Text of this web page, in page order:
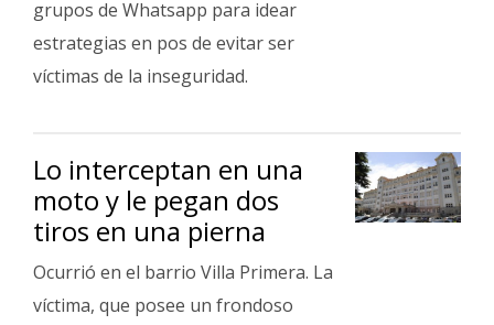
grupos de Whatsapp para idear
estrategias en pos de evitar ser
víctimas de la inseguridad.
Lo interceptan en una
moto y le pegan dos
tiros en una pierna
Ocurrió en el barrio Villa Primera. La
víctima, que posee un frondoso